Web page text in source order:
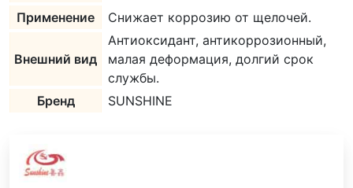
Применение
Снижает коррозию от щелочей.
Внешний вид
Антиоксидант, антикоррозионный,
малая деформация, долгий срок
службы.
Бренд
SUNSHINE